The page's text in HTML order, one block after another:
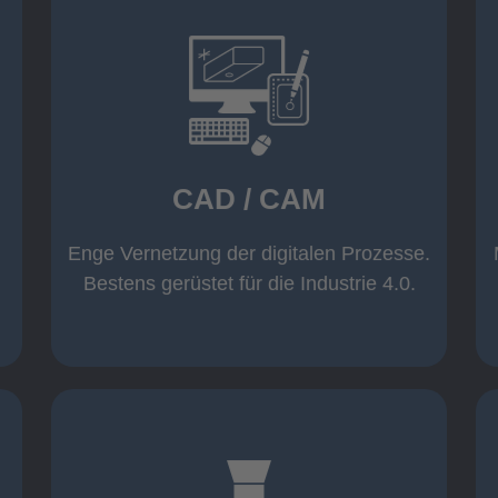
CAD / CAM
Enge Vernetzung der digitalen Prozesse.
Bestens gerüstet für die Industrie 4.0.
CAD / CAM
Einsatz moderner CAD/CAM
Inventor und AutoCAD
Datenübernahme aus der
Warenwirtschaft
mehr erfahren